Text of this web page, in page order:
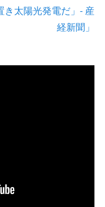
太陽光発電だ」- 産
経新聞」